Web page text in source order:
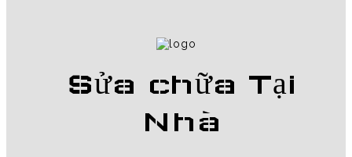
Sửa chữa Tại
Nhà